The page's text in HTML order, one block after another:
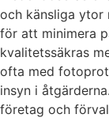
och känsliga ytor
för att minimera
kvalitetssäkras
ofta med
insyn i
företag och